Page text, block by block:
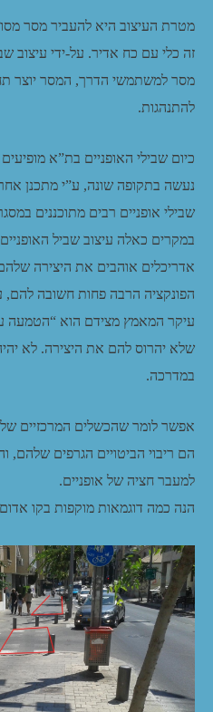
מטרת העיצוב היא להעביר מסר
זה כלי עם כח אדיר. על-ידי עיצוב
מסר למשתמשי הדרך, המסר יוצר
להתנהגות.
כיום שבילי האופניים בת”א
נעשה בתקופה שונה, ע”י מתכנן
שבילי אופניים רבים מתוכננים
במקרים כאלה עיצוב שביל
אדריכלים אוהבים את היצירה
הפונקציה הרבה פחות חשובה
עיקר המאמץ מצידם הוא “הטמעה
שלא יהרוס להם את היצירה. לא
במדרכה.
אפשר לומר שהכשלים המרכזיים של
הם ריבוי הביטויים הגרפים שלהם,
למעבר חציה של אופניים.
הנה כמה דוגמאות מוקפות בקו